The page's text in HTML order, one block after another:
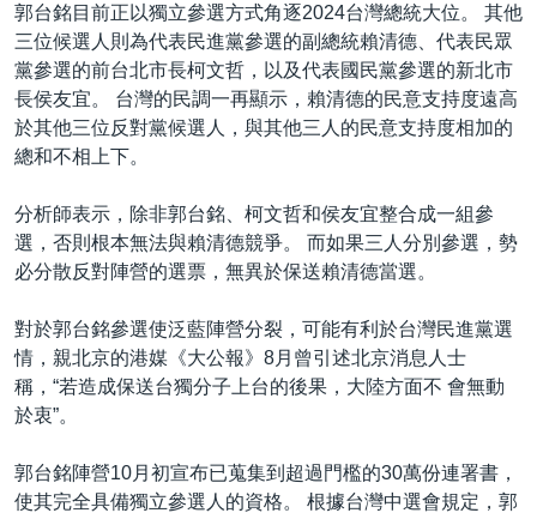
郭台銘目前正以獨立參選方式角逐2024台灣總統大位。 其他
三位候選人則為代表民進黨參選的副總統賴清德、代表民眾
黨參選的前台北市長柯文哲，以及代表國民黨參選的新北市
長侯友宜。 台灣的民調一再顯示，賴清德的民意支持度遠高
於其他三位反對黨候選人，與其他三人的民意支持度相加的
總和不相上下。
分析師表示，除非郭台銘、柯文哲和侯友宜整合成一組參
選，否則根本無法與賴清德競爭。 而如果三人分別參選，勢
必分散反對陣營的選票，無異於保送賴清德當選。
對於郭台銘參選使泛藍陣營分裂，可能有利於台灣民進黨選
情，親北京的港媒《大公報》8月曾引述北京消息人士
稱，“若造成保送台獨分子上台的後果，大陸方面不 會無動
於衷”。
郭台銘陣營10月初宣布已蒐集到超過門檻的30萬份連署書，
使其完全具備獨立參選人的資格。 根據台灣中選會規定，郭